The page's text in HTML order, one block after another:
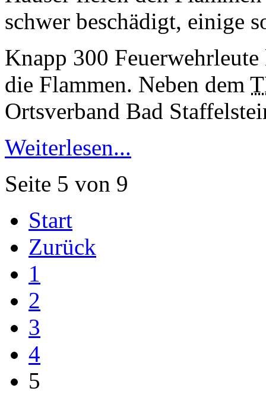
schwer beschädigt, einige
Knapp 300
die Flammen. Neben dem
Ortsverband Bad
Weiterlesen...
Seite 5 von 9
Start
Zurück
1
2
3
4
5